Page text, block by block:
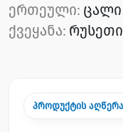
ერთეული: ცალი
ქვეყანა: რუსეთი
პროდუქტის აღწერა